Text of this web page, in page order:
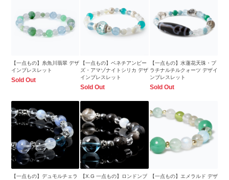
【一点もの】糸魚川翡翠 デザ
インブレスレット
Sold Out
【一点もの】ベネチアンビー
ズ・アマゾナイトシリカ デザ
インブレスレット
Sold Out
【一点もの】水蓮花天珠・プ
ラチナルチルクォーツ デザイ
ンブレスレット
Sold Out
【一点もの】デュモルチェラ
【X.G 一点もの】ロンドンブ
【一点もの】エメラルド デザ